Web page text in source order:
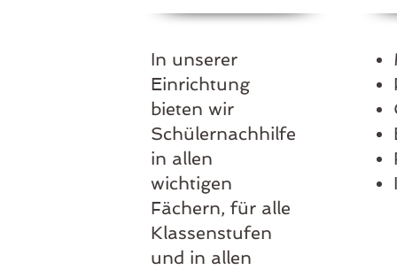
In unserer
Einrichtung
bieten wir
Schülernachhilfe
in allen
wichtigen
Fächern, für alle
Klassenstufen
und in allen